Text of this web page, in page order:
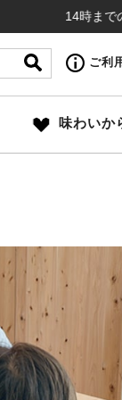
14時までのご注
ご利
味わいか